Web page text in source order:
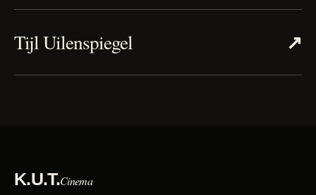
Tijl Uilenspiegel ↗
K.U.T.Cinema